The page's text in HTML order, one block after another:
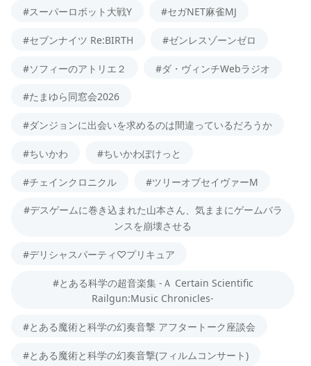
#スーパーロボット大戦Y #セガNET麻雀MJ
#セブンナイツ Re:BIRTH #ゼンレスゾーンゼロ
#ソフィーのアトリエ２ #ダ・ヴィンチWebラジオ
#たまゆら同窓会2026
#ダンジョンに出会いを求めるのは間違っているだろうか
#ちいかわ #ちいかわぽけっと
#チェインクロニクル #ツリーオブセイヴァーM
#デスゲームに巻き込まれた山本さん、気ままにゲームバラ
ンスを崩壊させる
#デリシャスパーティ♡プリキュア
#とある科学の超音楽集 -Ａ Certain Scientific
Railgun:Music Chronicles-
#とある魔術と科学の幻奏音撃 アフタートーク座談会
#とある魔術と科学の幻奏音撃(フィルムコンサート)